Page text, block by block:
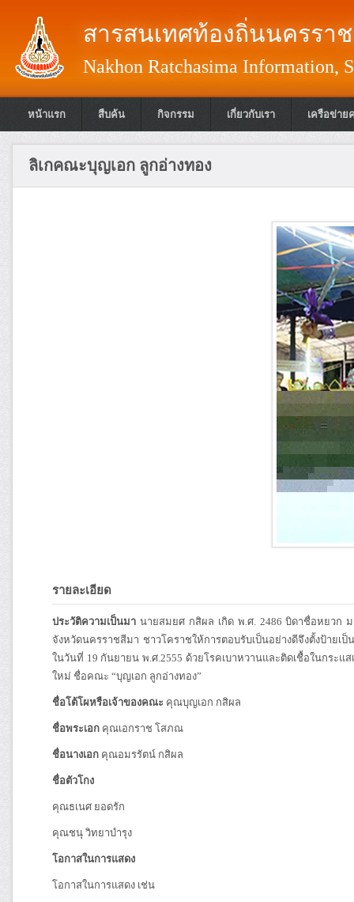
สารสนเทศท้องถิ่นนครรา
Nakhon Ratchasima Information,
หน้าแรก สืบค้น กิจกรรม เกี่ยวกับเรา เครือข่าย
ลิเกคณะบุญเอก ลูกอ่างทอง
รายละเอียด
ประวัติความเป็นมา นายสมยศ กสิผล เกิด พ.ศ. 2486 บิดาชื่อหยวก
จังหวัดนครราชสีมา ชาวโคราชให้การตอบรับเป็นอย่างดีจึงตั้งป้าย
ในวันที่ 19 กันยายน พ.ศ.2555 ด้วยโรคเบาหวานและติดเชื้อในกร
ใหม่ ชื่อคณะ “บุญเอก ลูกอ่างทอง”
ชื่อโต้โผหรือเจ้าของคณะ คุณบุญเอก กสิผล
ชื่อพระเอก คุณเอกราช โสภณ
ชื่อนางเอก คุณอมรรัตน์ กสิผล
ชื่อตัวโกง
คุณธเนศ ยอดรัก
คุณชนุ วิทยาบำรุง
โอกาสในการแสดง
โอกาสในการแสดง เช่น